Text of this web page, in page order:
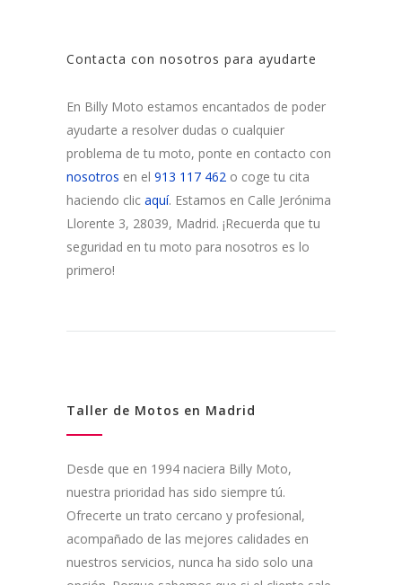
Contacta con nosotros para ayudarte
En Billy Moto estamos encantados de poder
ayudarte a resolver dudas o cualquier
problema de tu moto, ponte en contacto con
nosotros en el 913 117 462 o coge tu cita
haciendo clic aquí. Estamos en Calle Jerónima
Llorente 3, 28039, Madrid. ¡Recuerda que tu
seguridad en tu moto para nosotros es lo
primero!
Taller de Motos en Madrid
Desde que en 1994 naciera Billy Moto,
nuestra prioridad has sido siempre tú.
Ofrecerte un trato cercano y profesional,
acompañado de las mejores calidades en
nuestros servicios, nunca ha sido solo una